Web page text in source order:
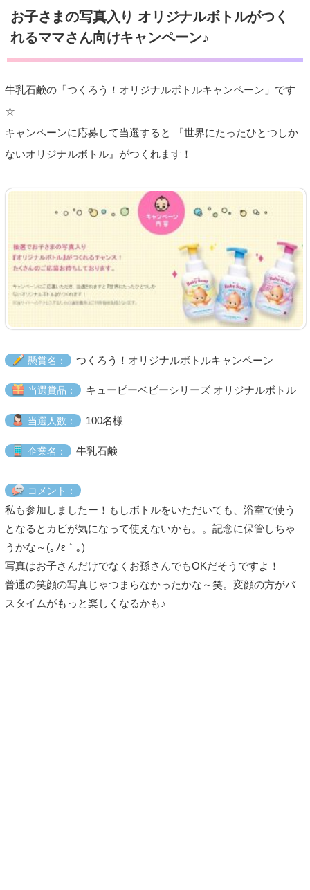
お子さまの写真入り オリジナルボトルがつく
れるママさん向けキャンペーン♪
牛乳石鹸の「つくろう！オリジナルボトルキャンペーン」です
☆
キャンペーンに応募して当選すると 『世界にたったひとつしか
ないオリジナルボトル』がつくれます！
懸賞名： つくろう！オリジナルボトルキャンペーン
当選賞品： キューピーベビーシリーズ オリジナルボトル
当選人数： 100名様
企業名： 牛乳石鹸
コメント：
私も参加しましたー！もしボトルをいただいても、浴室で使う
となるとカビが気になって使えないかも。。記念に保管しちゃ
うかな～(｡ﾉε｀｡)
写真はお子さんだけでなくお孫さんでもOKだそうですよ！
普通の笑顔の写真じゃつまらなかったかな～笑。変顔の方がバ
スタイムがもっと楽しくなるかも♪